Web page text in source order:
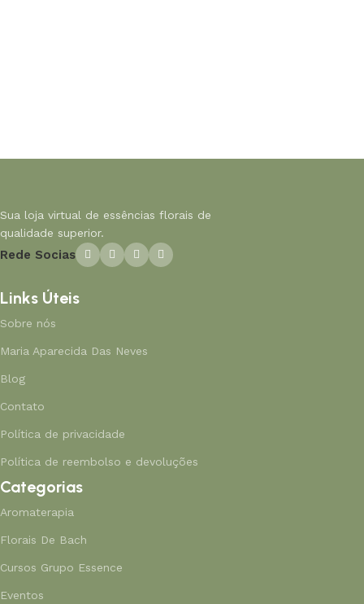
Sua loja virtual de essências florais de
qualidade superior.
Rede Socias
Links Úteis
Sobre nós
Maria Aparecida Das Neves
Blog
Contato
Política de privacidade
Política de reembolso e devoluções
Categorias
Aromaterapia
Florais De Bach
Cursos Grupo Essence
Eventos